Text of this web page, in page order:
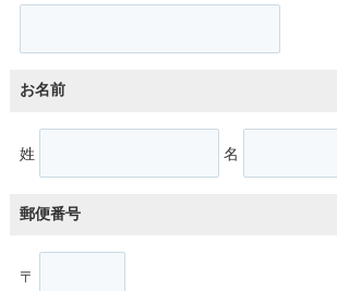
お名前
姓 名
郵便番号
〒